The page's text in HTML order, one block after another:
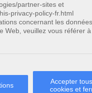
partner-sites et
privacy-policy-fr.html
concernant les données
Web, veuillez vous référer
Accepter
cookies et
(1/4)
Cette page a
été vue0
fois